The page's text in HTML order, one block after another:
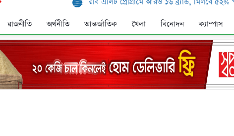
রাজনীতি অর্থনীতি আন্তর্জাতিক খেলা বিনোদন ক্যাম্পাস